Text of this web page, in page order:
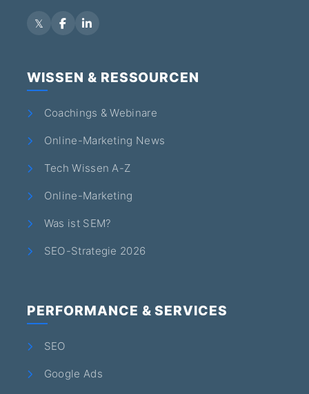
WISSEN & RESSOURCEN
Coachings & Webinare
Online-Marketing News
Tech Wissen A-Z
Online-Marketing
Was ist SEM?
SEO-Strategie 2026
PERFORMANCE & SERVICES
SEO
Google Ads